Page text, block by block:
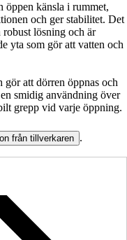
öppen känsla i rummet,
och ger stabilitet. Det
robust lösning och är
yta som gör att vatten och
att dörren öppnas och
smidig användning över
grepp vid varje öppning.
från tillverkaren .